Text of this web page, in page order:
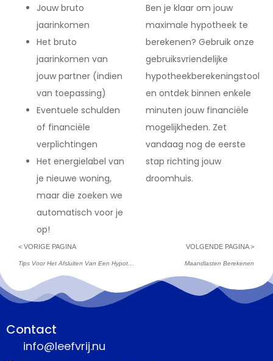
Jouw bruto
jaarinkomen
Het bruto
jaarinkomen van
jouw partner (indien
van toepassing)
Eventuele schulden
of financiële
verplichtingen
Het energielabel van
je nieuwe woning,
maar die zoeken we
automatisch voor je
op!
Ben je klaar om jouw
maximale hypotheek te
berekenen? Gebruik onze
gebruiksvriendelijke
hypotheekberekeningstool
en ontdek binnen enkele
minuten jouw financiële
mogelijkheden. Zet
vandaag nog de eerste
stap richting jouw
droomhuis.
< VORIGE PAGINA VOLGENDE PAGINA >
Maandlasten Berekenen
Contact
info@leefvrij.nu